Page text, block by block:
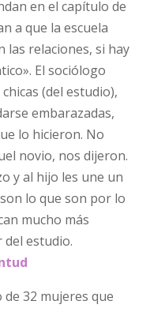
en el capítulo de
a que la escuela
las relaciones, si hay
El sociólogo
(del estudio),
embarazadas,
lo hicieron. No
novio, nos dijeron.
y al hijo les une un
lo que son por lo
mucho más
del estudio.
32 mujeres que